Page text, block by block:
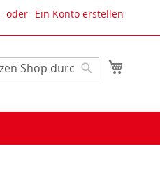
Ein Konto erstellen